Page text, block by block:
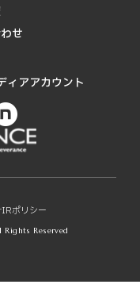
せ
ィアアカウント
IRポリシー
Rights Reserved